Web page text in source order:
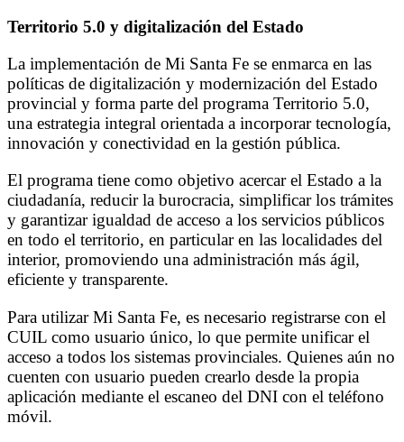
Territorio 5.0 y digitalización del Estado
La implementación de Mi Santa Fe se enmarca en las
políticas de digitalización y modernización del Estado
provincial y forma parte del programa Territorio 5.0,
una estrategia integral orientada a incorporar tecnología,
innovación y conectividad en la gestión pública.
El programa tiene como objetivo acercar el Estado a la
ciudadanía, reducir la burocracia, simplificar los trámites
y garantizar igualdad de acceso a los servicios públicos
en todo el territorio, en particular en las localidades del
interior, promoviendo una administración más ágil,
eficiente y transparente.
Para utilizar Mi Santa Fe, es necesario registrarse con el
CUIL como usuario único, lo que permite unificar el
acceso a todos los sistemas provinciales. Quienes aún no
cuenten con usuario pueden crearlo desde la propia
aplicación mediante el escaneo del DNI con el teléfono
móvil.